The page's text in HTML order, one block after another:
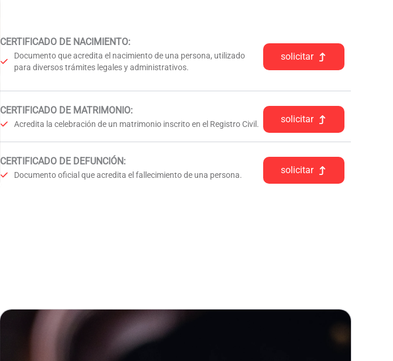
CERTIFICADO DE NACIMIENTO:
Documento que acredita el nacimiento de una persona, utilizado
para diversos trámites legales y administrativos.
solicitar
CERTIFICADO DE MATRIMONIO:
Acredita la celebración de un matrimonio inscrito en el Registro Civil. solicitar
CERTIFICADO DE DEFUNCIÓN:
Documento oficial que acredita el fallecimiento de una persona. solicitar